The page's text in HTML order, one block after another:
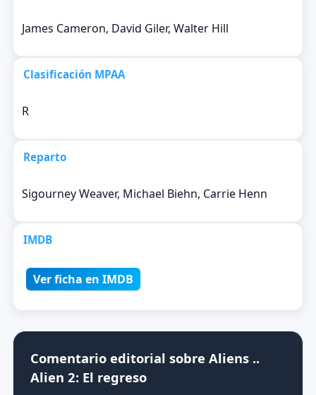
James Cameron, David Giler, Walter Hill
Clasificación MPAA
R
Reparto
Sigourney Weaver, Michael Biehn, Carrie Henn
IMDB
Ver ficha en IMDB
Comentario editorial sobre Aliens ..
Alien 2: El regreso